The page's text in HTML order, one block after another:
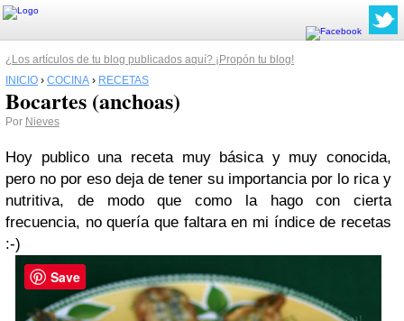
¿Los artículos de tu blog publicados aquí? ¡Propón tu blog!
INICIO › COCINA › RECETAS
Bocartes (anchoas)
Por Nieves
Hoy publico una receta muy básica y muy conocida,
pero no por eso deja de tener su importancia por lo rica y
nutritiva, de modo que como la hago con cierta
frecuencia, no quería que faltara en mi índice de recetas
:-)
Save